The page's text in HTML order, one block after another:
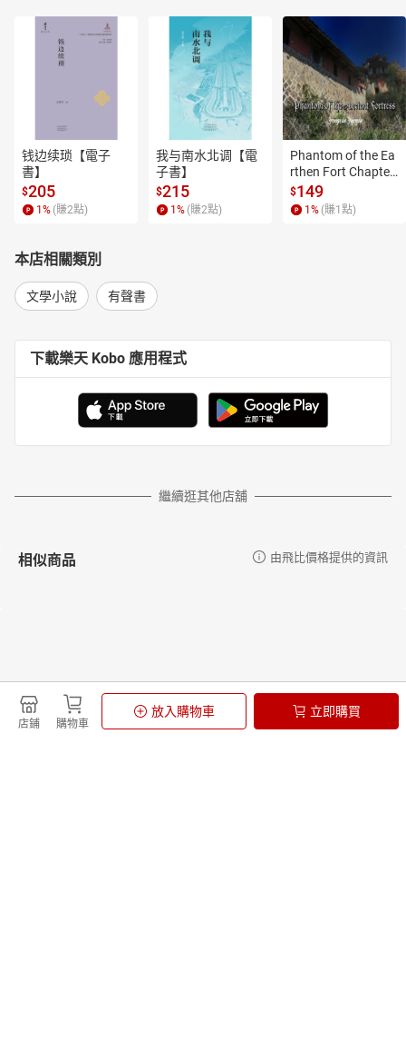
店鋪 購物車
放入購物車 立即購買
钱边续琐【電子
書】
$205
1 % (賺2點)
我与南水北调【電
子書】
$215
1 % (賺2點)
Phantom of the Ea
rthen Fort Chapter
4【有聲書】
$149
1 % (賺1 點)
本店相關類別
文學小說 有聲書
下載樂天 Kobo 應用程式
繼續逛其他店舖
相似商品 由飛比價格提供的資訊
更多推薦 由飛比價格提供的資訊